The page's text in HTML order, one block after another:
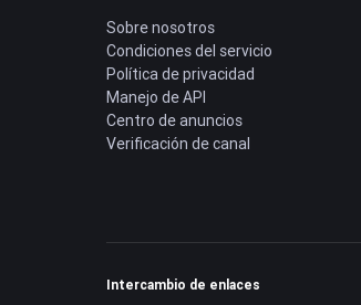
Sobre nosotros
Condiciones del servicio
Política de privacidad
Manejo de API
Centro de anuncios
Verificación de canal
Intercambio de enlaces